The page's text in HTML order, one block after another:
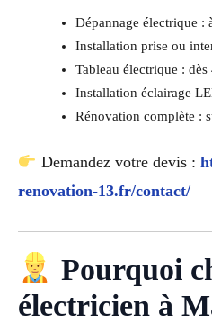
Dépannage électrique :
Installation prise ou
Tableau électrique : dès
Installation éclairage
Rénovation complète :
Demandez votre devis :
renovation-13.fr/contact/
Pourquoi
électricien à